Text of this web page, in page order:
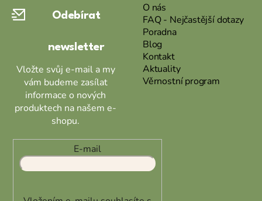
Odebírat
newsletter
Vložte svůj e-mail a my
vám budeme zasílat
informace o nových
produktech na našem e-
shopu.
E-mail
O nás
FAQ - Nejčastější dotazy
Poradna
Blog
Kontakt
Aktuality
Věrnostní program